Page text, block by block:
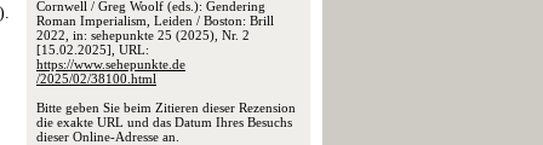
Cornwell / Greg Woolf (eds.): Gendering
Roman Imperialism, Leiden / Boston: Brill
2022, in: sehepunkte 25 (2025), Nr. 2
[15.02.2025], URL:
https://www.sehepunkte.de
/2025/02/38100.html
Bitte geben Sie beim Zitieren dieser Rezension
die exakte URL und das Datum Ihres Besuchs
dieser Online-Adresse an.